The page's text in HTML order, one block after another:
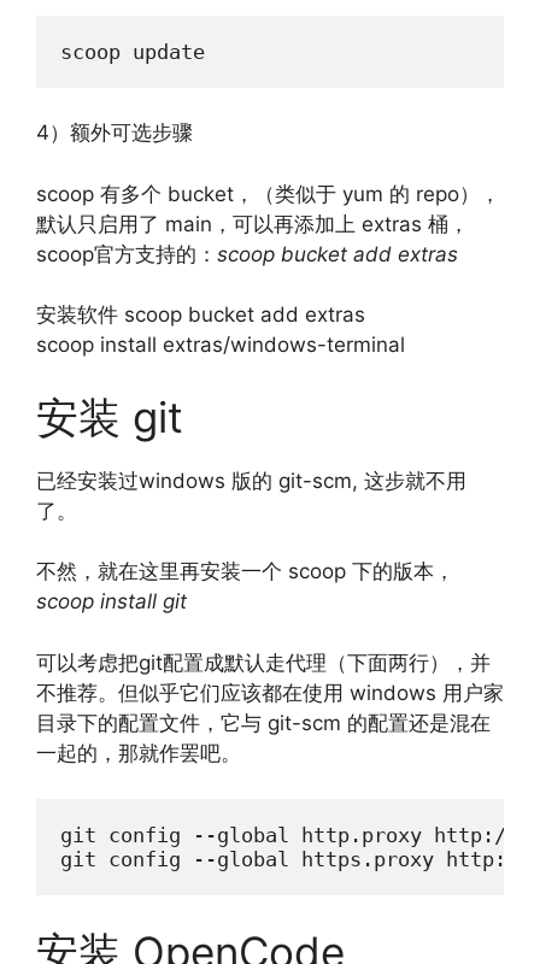
scoop update
4）额外可选步骤
scoop 有多个 bucket，（类似于 yum 的 repo），
默认只启用了 main，可以再添加上 extras 桶，
scoop官方支持的： scoop bucket add extras
安装软件 scoop bucket add extras
scoop install extras/windows-terminal
安装 git
已经安装过windows 版的 git-scm, 这步就不用
了。
不然，就在这里再安装一个 scoop 下的版本，
scoop install git
可以考虑把git配置成默认走代理（下面两行），并
不推荐。但似乎它们应该都在使用 windows 用户家
目录下的配置文件，它与 git-scm 的配置还是混在
一起的，那就作罢吧。
git config --global http.proxy http://
git config --global https.proxy http://
安装 OpenCode